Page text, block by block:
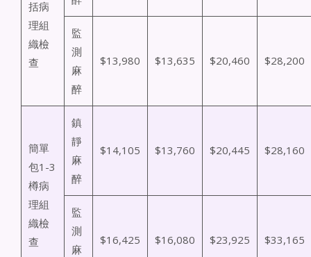
括病
理組
織檢
查
監
測
麻
醉
$13,980 $13,635 $20,460 $28,200
簡單
包1-3
樽病
理組
織檢
查
鎮
靜
麻
醉
$14,105 $13,760 $20,445 $28,160
監
測
麻
$16,425 $16,080 $23,925 $33,165